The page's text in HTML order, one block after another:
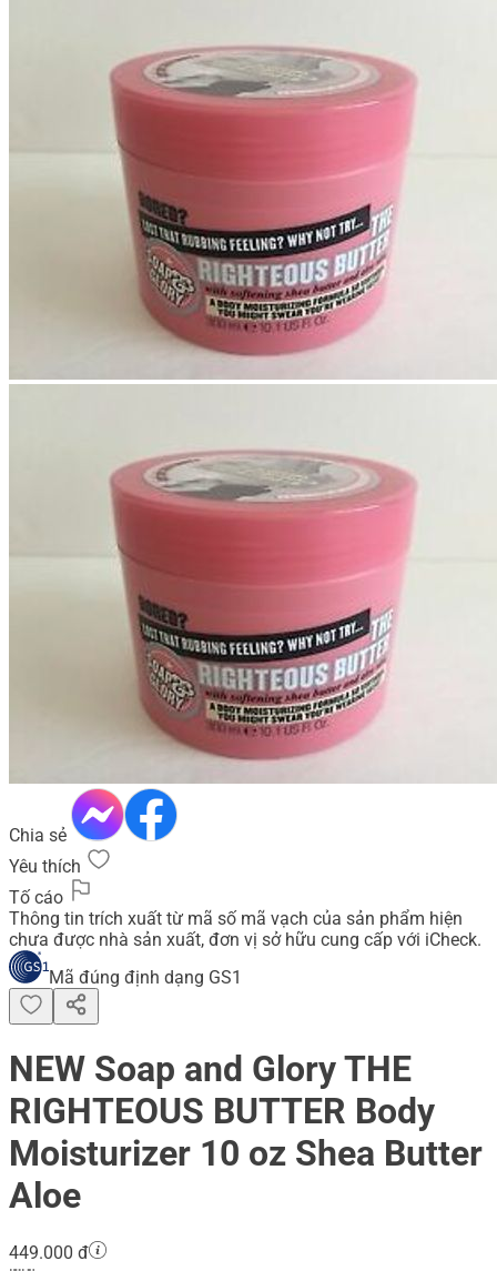
Chia sẻ
Yêu thích
Tố cáo
Thông tin trích xuất từ mã số mã vạch của sản phẩm hiện
chưa được nhà sản xuất, đơn vị sở hữu cung cấp với iCheck.
Mã đúng định dạng GS1
NEW Soap and Glory THE
RIGHTEOUS BUTTER Body
Moisturizer 10 oz Shea Butter
Aloe
449.000 đ